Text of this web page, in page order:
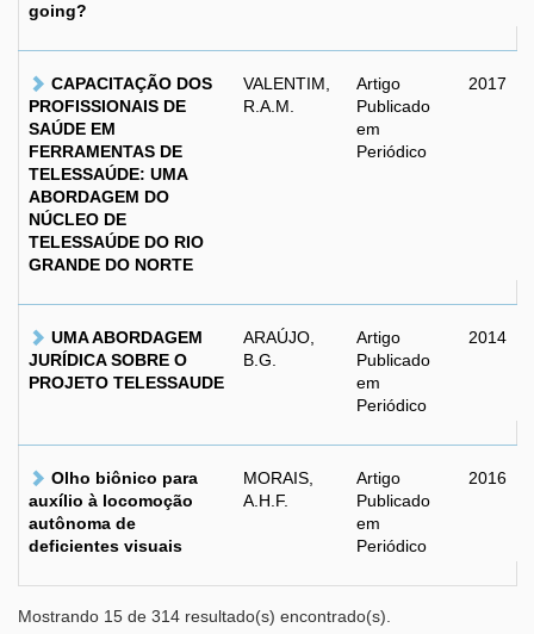
going?
CAPACITAÇÃO DOS
PROFISSIONAIS DE
SAÚDE EM
FERRAMENTAS DE
TELESSAÚDE: UMA
ABORDAGEM DO
NÚCLEO DE
TELESSAÚDE DO RIO
GRANDE DO NORTE
VALENTIM,
R.A.M.
Artigo
Publicado
em
Periódico
2017
UMA ABORDAGEM
JURÍDICA SOBRE O
PROJETO TELESSAUDE
ARAÚJO,
B.G.
Artigo
Publicado
em
Periódico
2014
Olho biônico para
auxílio à locomoção
autônoma de
deficientes visuais
MORAIS,
A.H.F.
Artigo
Publicado
em
Periódico
2016
Mostrando 15 de 314 resultado(s) encontrado(s).